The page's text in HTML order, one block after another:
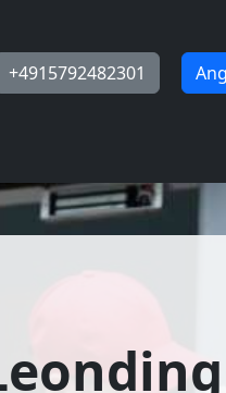
+4915792482301